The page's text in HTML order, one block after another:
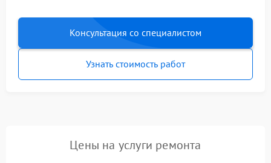
Консультация со специалистом
Узнать стоимость работ
Цены на услуги ремонта